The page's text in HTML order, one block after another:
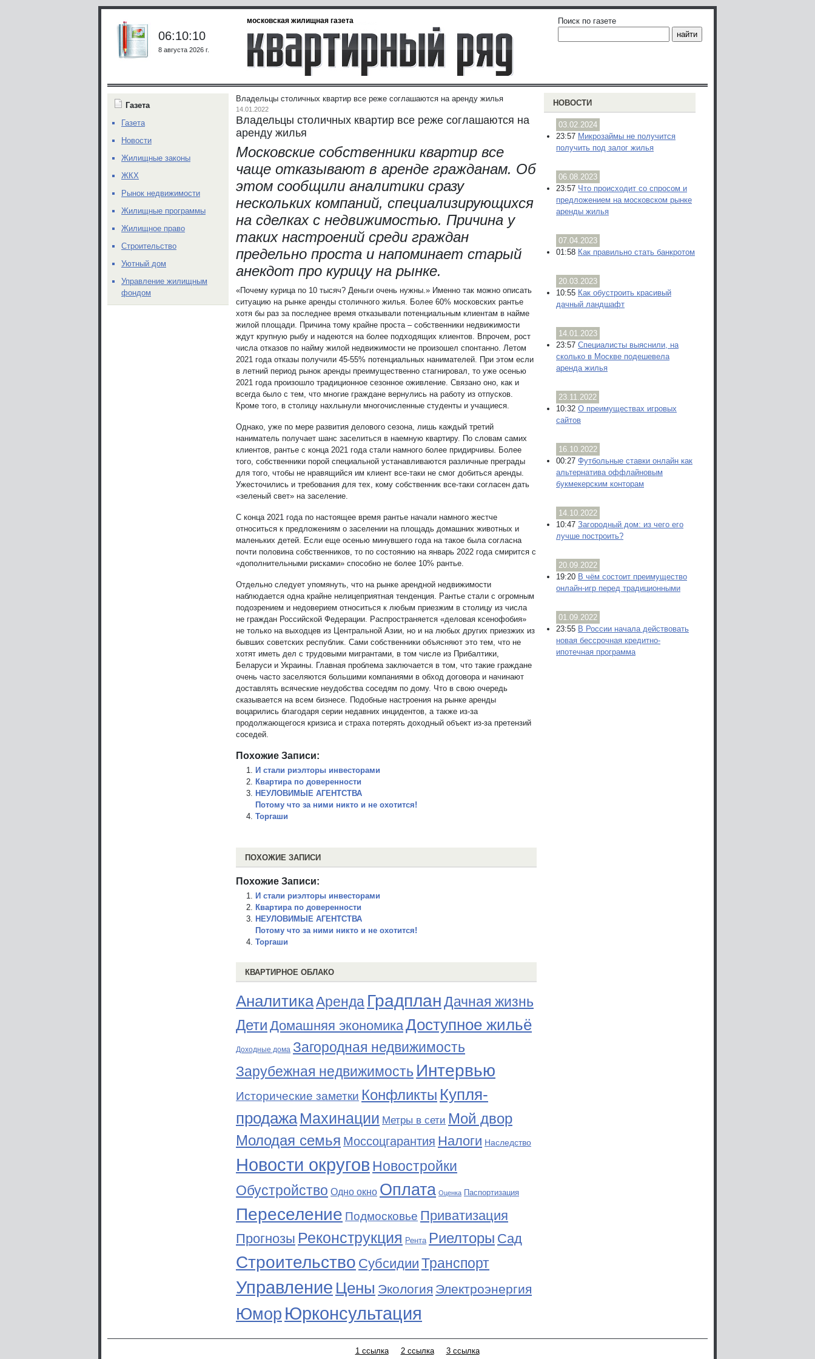
московская жилищная газета
06:10:10
8 августа 2026 г.
Поиск по газете
Владельцы столичных квартир все реже соглашаются на аренду жилья
14.01.2022
Владельцы столичных квартир все реже соглашаются на
аренду жилья
Московские собственники квартир все
чаще отказывают в аренде гражданам. Об
этом сообщили аналитики сразу
нескольких компаний, специализирующихся
на сделках с недвижимостью. Причина у
таких настроений среди граждан
предельно проста и напоминает старый
анекдот про курицу на рынке.
«Почему курица по 10 тысяч? Деньги очень нужны.» Именно так можно описать
ситуацию на рынке аренды столичного жилья. Более 60% московских рантье
хотя бы раз за последнее время отказывали потенциальным клиентам в найме
жилой площади. Причина тому крайне проста – собственники недвижимости
ждут крупную рыбу и надеются на более подходящих клиентов. Впрочем, рост
числа отказов по найму жилой недвижимости не произошел спонтанно. Летом
2021 года отказы получили 45-55% потенциальных нанимателей. При этом если
в летний период рынок аренды преимущественно стагнировал, то уже осенью
2021 года произошло традиционное сезонное оживление. Связано оно, как и
всегда было с тем, что многие граждане вернулись на работу из отпусков.
Кроме того, в столицу нахлынули многочисленные студенты и учащиеся.
Однако, уже по мере развития делового сезона, лишь каждый третий
наниматель получает шанс заселиться в наемную квартиру. По словам самих
клиентов, рантье с конца 2021 года стали намного более придирчивы. Более
того, собственники порой специальной устанавливаются различные преграды
для того, чтобы не нравящийся им клиент все-таки не смог добиться аренды.
Ужесточились и требования для тех, кому собственник все-таки согласен дать
«зеленый свет» на заселение.
С конца 2021 года по настоящее время рантье начали намного жестче
относиться к предложениям о заселении на площадь домашних животных и
маленьких детей. Если еще осенью минувшего года на такое была согласна
почти половина собственников, то по состоянию на январь 2022 года смирится с
«дополнительными рисками» способно не более 10% рантье.
Отдельно следует упомянуть, что на рынке арендной недвижимости
наблюдается одна крайне нелицеприятная тенденция. Рантье стали с огромным
подозрением и недоверием относиться к любым приезжим в столицу из числа
не граждан Российской Федерации. Распространяется «деловая ксенофобия»
не только на выходцев из Центральной Азии, но и на любых других приезжих из
бывших советских республик. Сами собственники объясняют это тем, что не
хотят иметь дел с трудовыми мигрантами, в том числе из Прибалтики,
Беларуси и Украины. Главная проблема заключается в том, что такие граждане
очень часто заселяются большими компаниями в обход договора и начинают
доставлять всяческие неудобства соседям по дому. Что в свою очередь
сказывается на всем бизнесе. Подобные настроения на рынке аренды
воцарились благодаря серии недавних инцидентов, а также из-за
продолжающегося кризиса и страха потерять доходный объект из-за претензий
соседей.
Похожие Записи:
И стали риэлторы инвесторами
Квартира по доверенности
НЕУЛОВИМЫЕ АГЕНТСТВА
Потому что за ними никто и не охотится!
Торгаши
ПОХОЖИЕ ЗАПИСИ
Похожие Записи:
И стали риэлторы инвесторами
Квартира по доверенности
НЕУЛОВИМЫЕ АГЕНТСТВА
Потому что за ними никто и не охотится!
Торгаши
КВАРТИРНОЕ ОБЛАКО
АналитикаАренда ГрадпланДачная жизнь
Дети Домашняя экономикаДоступное жильё
Доходные дома Загородная недвижимость
Зарубежная недвижимость Интервью
Исторические заметки Конфликты Купля-
продажа Махинации Метры в сети Мой двор
Молодая семья Моссоцгарантия Налоги Наследство
Новости округов Новостройки
Обустройство Одно окно Оплата Оценка Паспортизация
Переселение Подмосковье Приватизация
Прогнозы Реконструкция Рента Риелторы Сад
Строительство Субсидии Транспорт
Управление Цены Экология Электроэнергия
Юмор Юрконсультация
НОВОСТИ
03.02.2024
23:57 Микрозаймы не получится
получить под залог жилья
06.08.2023
23:57 Что происходит со спросом и
предложением на московском рынке
аренды жилья
07.04.2023
01:58 Как правильно стать банкротом
20.03.2023
10:55 Как обустроить красивый
дачный ландшафт
14.01.2023
23:57 Специалисты выяснили, на
сколько в Москве подешевела
аренда жилья
23.11.2022
10:32 О преимуществах игровых
сайтов
16.10.2022
00:27 Футбольные ставки онлайн как
альтернатива оффлайновым
букмекерским конторам
14.10.2022
10:47 Загородный дом: из чего его
лучше построить?
20.09.2022
19:20 В чём состоит преимущество
онлайн-игр перед традиционными
01.09.2022
23:55 В России начала действовать
новая бессрочная кредитно-
ипотечная программа
Газета
Газета
Новости
Жилищные законы
ЖКХ
Рынок недвижимости
Жилищные программы
Жилищное право
Строительство
Уютный дом
Управление жилищным
фондом
1 ссылка 2 ссылка 3 ссылка